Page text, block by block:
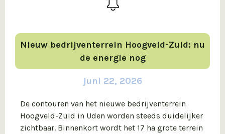
Nieuw bedrijventerrein Hoogveld-Zuid: nu
de energie nog
juni 22, 2026
De contouren van het nieuwe bedrijventerrein
Hoogveld-Zuid in Uden worden steeds duidelijker
zichtbaar. Binnenkort wordt het 17 ha grote terrein